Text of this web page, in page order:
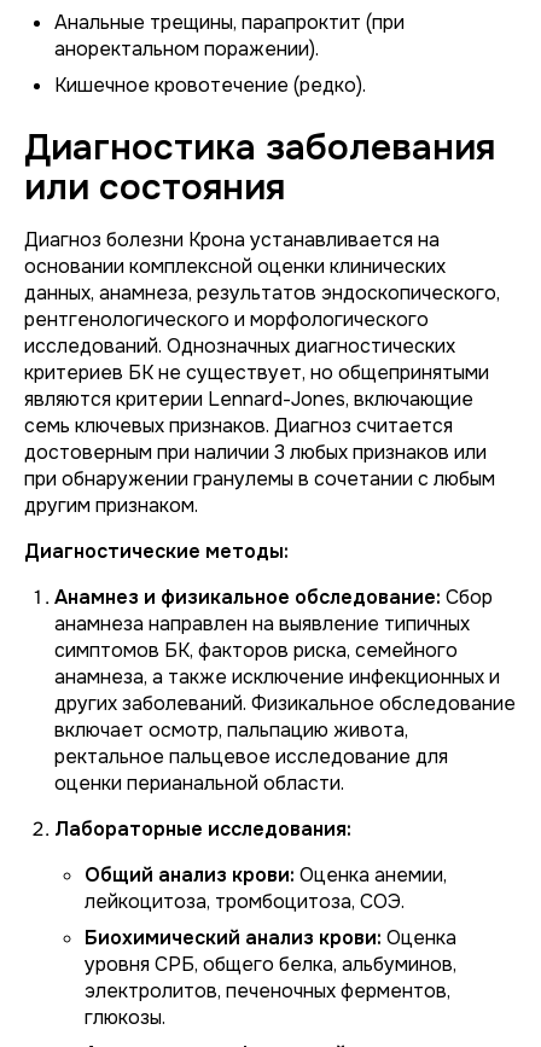
Анальные трещины, парапроктит (при
аноректальном поражении).
Кишечное кровотечение (редко).
Диагностика заболевания
или состояния
Диагноз болезни Крона устанавливается на
основании комплексной оценки клинических
данных, анамнеза, результатов эндоскопического,
рентгенологического и морфологического
исследований. Однозначных диагностических
критериев БК не существует, но общепринятыми
являются критерии Lennard-Jones, включающие
семь ключевых признаков. Диагноз считается
достоверным при наличии 3 любых признаков или
при обнаружении гранулемы в сочетании с любым
другим признаком.
Диагностические методы:
Анамнез и физикальное обследование: Сбор
анамнеза направлен на выявление типичных
симптомов БК, факторов риска, семейного
анамнеза, а также исключение инфекционных и
других заболеваний. Физикальное обследование
включает осмотр, пальпацию живота,
ректальное пальцевое исследование для
оценки перианальной области.
Лабораторные исследования:
Общий анализ крови: Оценка анемии,
лейкоцитоза, тромбоцитоза, СОЭ.
Биохимический анализ крови: Оценка
уровня СРБ, общего белка, альбуминов,
электролитов, печеночных ферментов,
глюкозы.